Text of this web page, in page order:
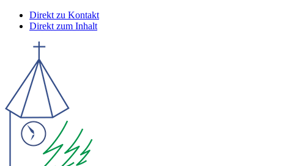
Direkt zu Kontakt
Direkt zum Inhalt